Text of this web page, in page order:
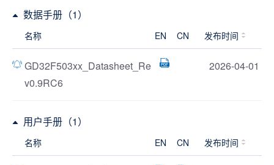
数据手册（1）
名称 EN CN 发布时间
GD32F503xx_Datasheet_Re
v0.9RC6
2026-04-01
用户手册（1）
名称 EN CN 发布时间